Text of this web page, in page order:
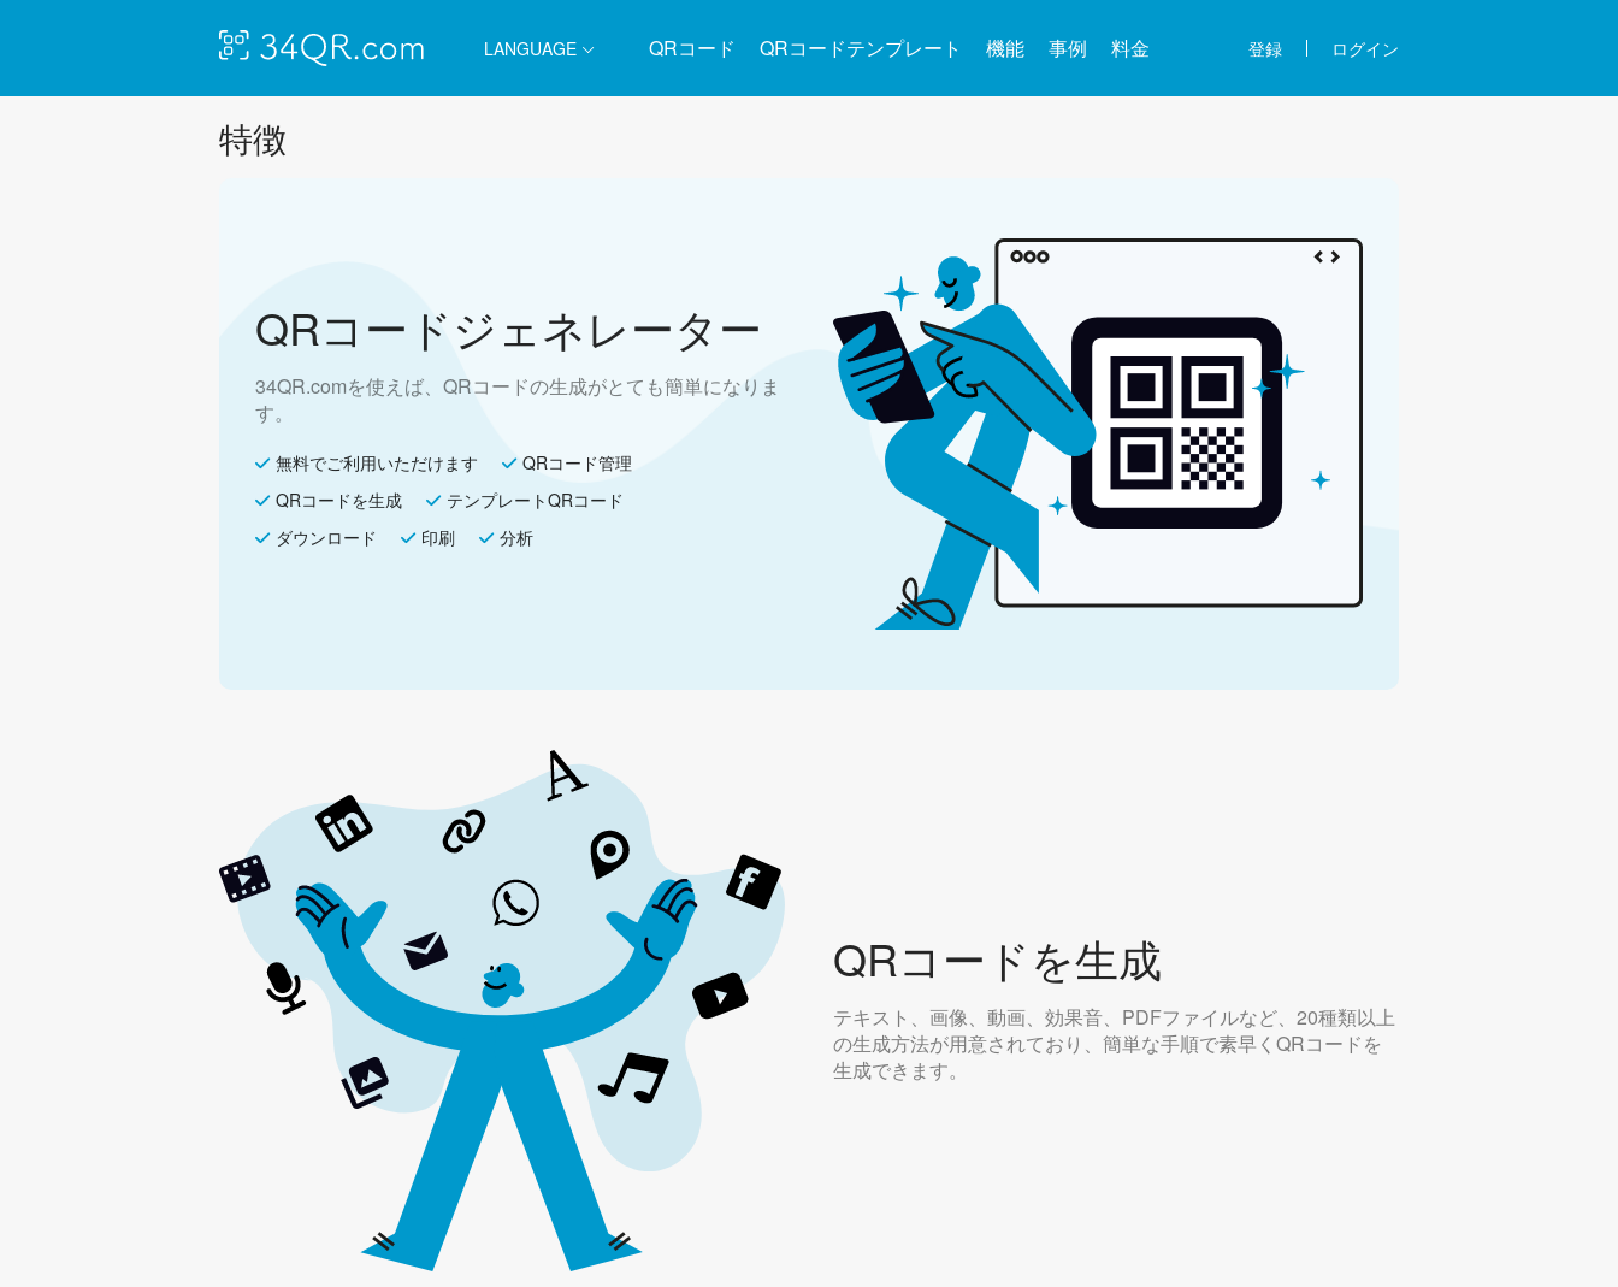
LANGUAGE QRコード QRコードテンプレート 機能 事例 料金 登録 ログイン
特徴
QRコードジェネレーター
34QR.comを使えば、QRコードの生成がとても簡単になりま
す。
無料でご利用いただけます
QRコード管理
QRコードを生成
テンプレートQRコード
ダウンロード
印刷 分析
QRコードを生成
テキスト、画像、動画、効果音、PDFファイルなど、20種類以上
の生成方法が用意されており、簡単な手順で素早くQRコードを
生成できます。